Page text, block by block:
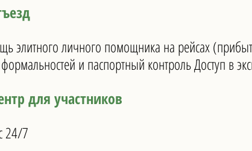
элитного личного помощника на рейсах
и паспортный контроль Доступ в
для участников
24/7